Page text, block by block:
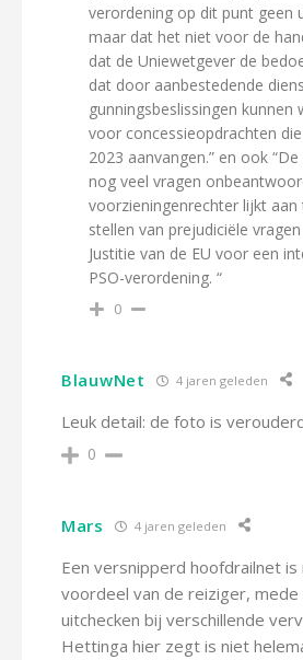
verordening op dit punt geen
maar dat het niet voor de
dat de Uniewetgever de
dat door aanbestedende
gunningsbeslissingen kunnen
voor concessieopdrachten
2023 aanvangen.” en ook
nog veel vragen
voorzieningenrechter lijkt
stellen van prejudiciële
Justitie van de EU voor een
PSO-verordening. “
0
BlauwNet 4 jaren geleden
Leuk detail: de foto is
0
Mars 4 jaren geleden
Een versnipperd hoofdrailnet is
voordeel van de reiziger,
uitchecken bij verschillende
Hettinga hier zegt is niet